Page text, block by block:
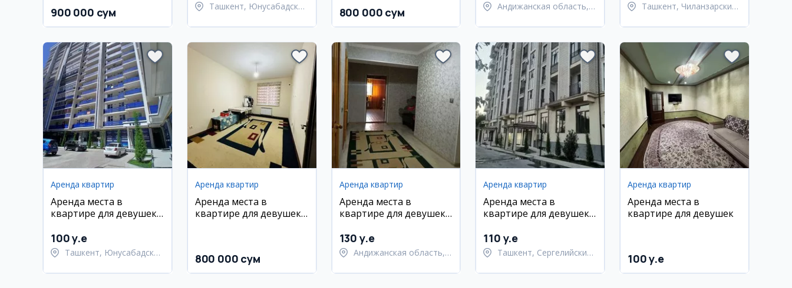
900 000 сум
Ташкент, Юнусабадский
800 000 сум
Андижанская область,
Ташкент, Чиланзарский
Аренда квартир
Аренда места в
квартире для девушек,
100 y.e
Ташкент, Юнусабадский
Аренда квартир
Аренда места в
квартире для девушек
800 000 сум
Аренда квартир
Аренда места в
квартире для девушек у
130 y.e
Андижанская область,
Аренда квартир
Аренда места в
квартире для девушек
110 y.e
Ташкент, Сергелийский
Аренда квартир
Аренда места в
квартире для девушек
100 y.e